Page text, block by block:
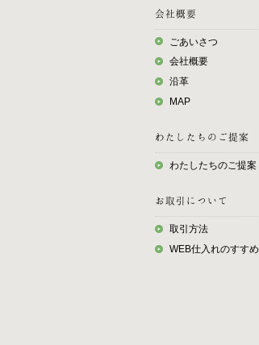
会社概要
ごあいさつ
会社概要
沿革
MAP
わたしたちのご提案
わたしたちのご提案
お取引について
取引方法
WEB仕入れのすすめ